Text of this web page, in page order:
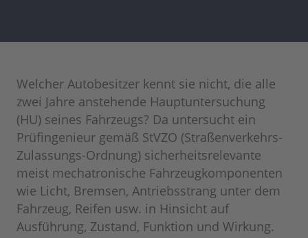
Welcher Autobesitzer kennt sie nicht, die alle
zwei Jahre anstehende Hauptuntersuchung
(HU) seines Fahrzeugs? Da untersucht ein
Prüfingenieur gemäß StVZO (Straßenverkehrs-
Zulassungs-Ordnung) sicherheitsrelevante
meist mechatronische Fahrzeugkomponenten
wie Licht, Bremsen, Antriebsstrang unter dem
Fahrzeug, Reifen usw. in Hinsicht auf
Ausführung, Zustand, Funktion und Wirkung.